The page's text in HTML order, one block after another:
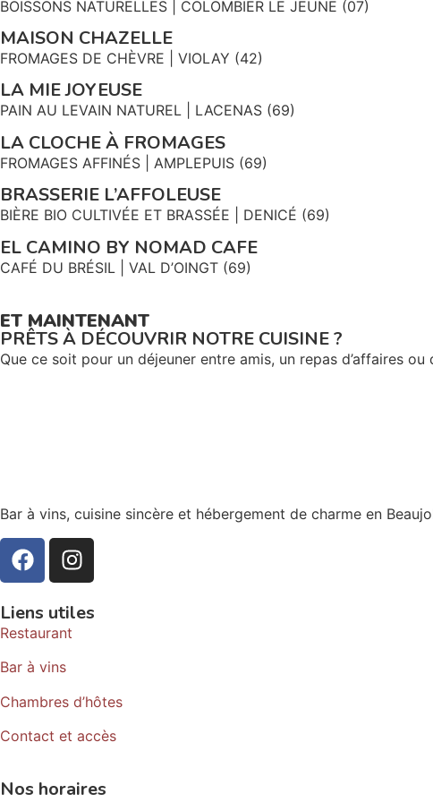
BOISSONS NATURELLES | COLOMBIER LE JEUNE (07)
MAISON CHAZELLE
FROMAGES DE CHÈVRE | VIOLAY (42)
LA MIE JOYEUSE
PAIN AU LEVAIN NATUREL | LACENAS (69)
LA CLOCHE À FROMAGES
FROMAGES AFFINÉS | AMPLEPUIS (69)
BRASSERIE L’AFFOLEUSE
BIÈRE BIO CULTIVÉE ET BRASSÉE | DENICÉ (69)
EL CAMINO BY NOMAD CAFE
CAFÉ DU BRÉSIL | VAL D’OINGT (69)
ET MAINTENANT
PRÊTS À DÉCOUVRIR NOTRE CUISINE ?
Que ce soit pour un déjeuner entre amis, un repas d’affaires
Bar à vins, cuisine sincère et hébergement de charme en
Liens utiles
Restaurant
Bar à vins
Chambres d’hôtes
Contact et accès
Nos horaires